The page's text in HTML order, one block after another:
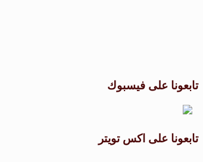
تابعونا على فيسبوك
تابعونا على اكس تويتر